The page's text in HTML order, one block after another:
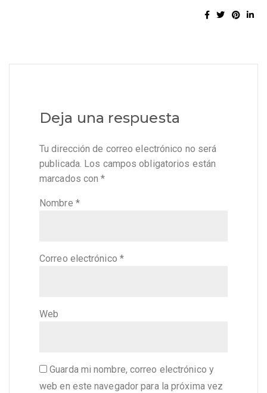
Deja una respuesta
Tu dirección de correo electrónico no será
publicada. Los campos obligatorios están
marcados con*
Nombre *
Correo electrónico *
Web
Guarda mi nombre, correo electrónico y
web en este navegador para la próxima vez